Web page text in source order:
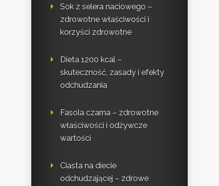
Sok z selera naciowego –
zdrowotne właściwości i
korzyści zdrowotne
Dieta 1200 kcal –
skuteczność, zasady i efekty
odchudzania
Fasola czarna – zdrowotne
właściwości i odżywcze
wartości
Ciasta na diecie
odchudzającej – zdrowe